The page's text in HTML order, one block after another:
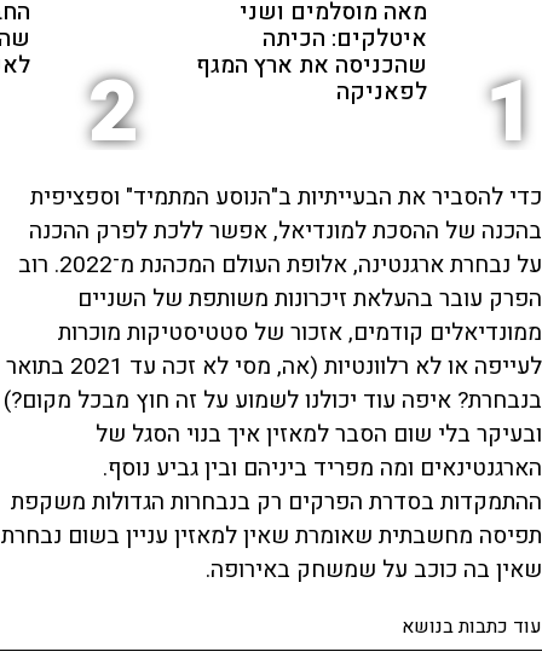
1
מאה מוסלמים ושני
איטלקים: הכיתה
שהכניסה את ארץ המגף
לפאניקה 2
כדי להסביר את הבעייתיות ב"הנוסע המתמיד" וספציפית
בהכנה של ההסכת למונדיאל, אפשר ללכת לפרק ההכנה
על נבחרת ארגנטינה, אלופת העולם המכהנת מ־2022. רוב
הפרק עובר בהעלאת זיכרונות משותפת של השניים
ממונדיאלים קודמים, אזכור של סטטיסטיקות מוכרות
לעייפה או לא רלוונטיות (אה, מסי לא זכה עד 2021 בתואר
בנבחרת? איפה עוד יכולנו לשמוע על זה חוץ מבכל מקום?)
ובעיקר בלי שום הסבר למאזין איך בנוי הסגל של
הארגנטינאים ומה מפריד ביניהם ובין גביע נוסף.
ההתמקדות בסדרת הפרקים רק בנבחרות הגדולות משקפת
תפיסה מחשבתית שאומרת שאין למאזין עניין בשום נבחרת
שאין בה כוכב על שמשחק באירופה.
עוד כתבות בנושא